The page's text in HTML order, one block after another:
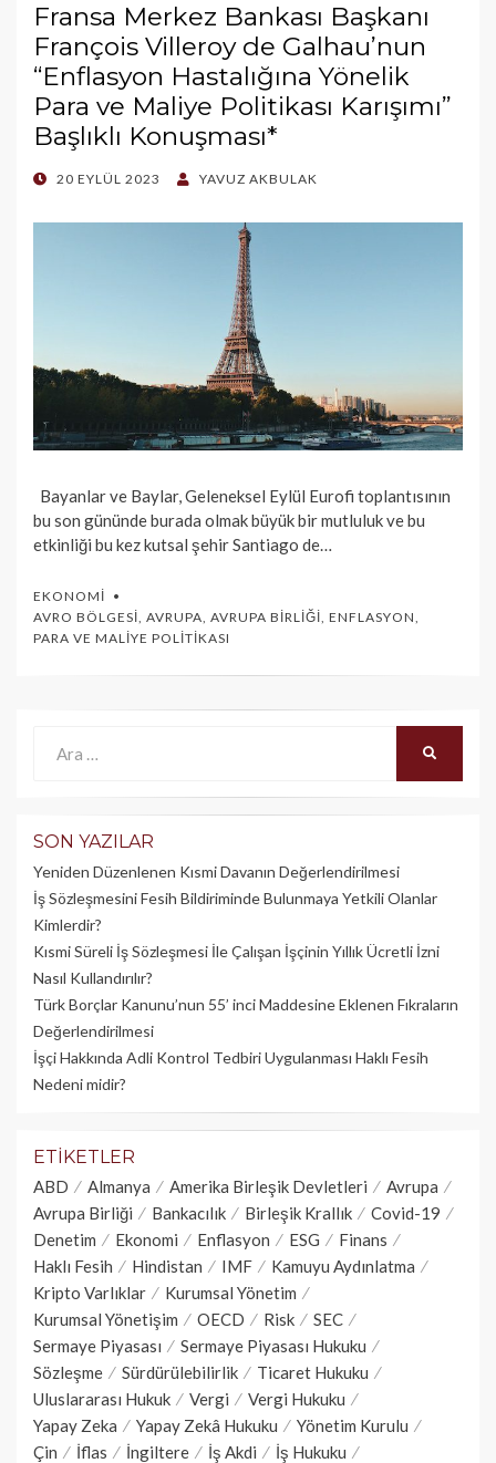
Fransa Merkez Bankası Başkanı
François Villeroy de Galhau’nun
“Enflasyon Hastalığına Yönelik
Para ve Maliye Politikası Karışımı”
Başlıklı Konuşması*
POSTED
20 EYLÜL 2023 YAVUZ AKBULAK
Bayanlar ve Baylar, Geleneksel Eylül Eurofi toplantısının
bu son gününde burada olmak büyük bir mutluluk ve bu
etkinliği bu kez kutsal şehir Santiago de…
EKONOMI
AVRO BÖLGESI AVRUPA AVRUPA BIRLIĞI ENFLASYON
PARA VE MALIYE POLITIKASI
SON YAZILAR
Yeniden Düzenlenen Kısmi Davanın Değerlendirilmesi
İş Sözleşmesini Fesih Bildiriminde Bulunmaya Yetkili Olanlar
Kimlerdir?
Kısmi Süreli İş Sözleşmesi İle Çalışan İşçinin Yıllık Üc­retli İzni
Nasıl Kullandırılır?
Türk Borçlar Kanunu’nun 55’ inci Maddesine Eklenen Fıkraların
Değerlendirilmesi
İşçi Hakkında Adli Kontrol Tedbiri Uygulanması Haklı Fesih
Nedeni midir?
ETIKETLER
ABD Almanya Amerika Birleşik Devletleri
Avrupa
Avrupa Birliği
Bankacılık Birleşik Krallık
Covid-19
Denetim
Ekonomi Enflasyon ESG
Finans
Haklı Fesih
Hindistan IMF
Kamuyu Aydınlatma
Kripto Varlıklar
Kurumsal Yönetim
Kurumsal Yönetişim
OECD Risk
SEC
Sermaye Piyasası
Sermaye Piyasası Hukuku
Sözleşme
Sürdürülebilirlik
Ticaret Hukuku
Uluslararası Hukuk
Vergi
Vergi Hukuku
Yapay Zeka
Yapay Zekâ Hukuku
Yönetim Kurulu
Çin
İflas İngiltere İş Akdi İş Hukuku